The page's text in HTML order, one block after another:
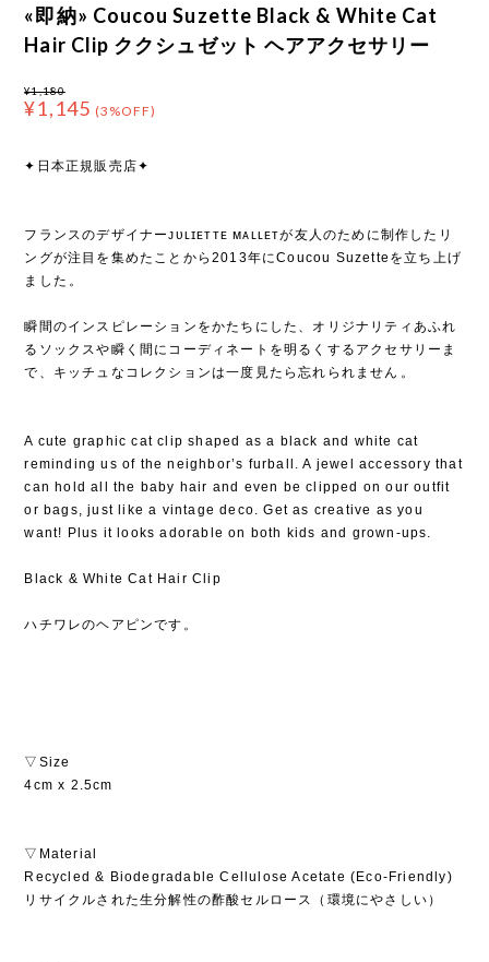
«即納» Coucou Suzette Black & White Cat
Hair Clip ククシュゼット ヘアアクセサリー
¥1,180
¥1,145 (3%OFF)
✦日本正規販売店✦
フランスのデザイナーᴊᴜʟɪᴇᴛᴛᴇ ᴍᴀʟʟᴇᴛが友人のために制作したリ
ングが注目を集めたことから2013年にCoucou Suzetteを立ち上げ
ました⁡。
瞬間のインスピレーションをかたちにした、オリジナリティあふれ
るソックスや瞬く間にコーディネートを明るくするアクセサリーま
で、キッチュなコレクションは一度見たら忘れられません⁡。
A cute graphic cat clip shaped as a black and white cat
reminding us of the neighbor’s furball. A jewel accessory that
can hold all the baby hair and even be clipped on our outfit
or bags, just like a vintage deco. Get as creative as you
want! Plus it looks adorable on both kids and grown-ups.
Black & White Cat Hair Clip
ハチワレのヘアピンです。
▽Size
4cm x 2.5cm
▽Material
Recycled & Biodegradable Cellulose Acetate (Eco-Friendly)
リサイクルされた生分解性の酢酸セルロース（環境にやさしい）